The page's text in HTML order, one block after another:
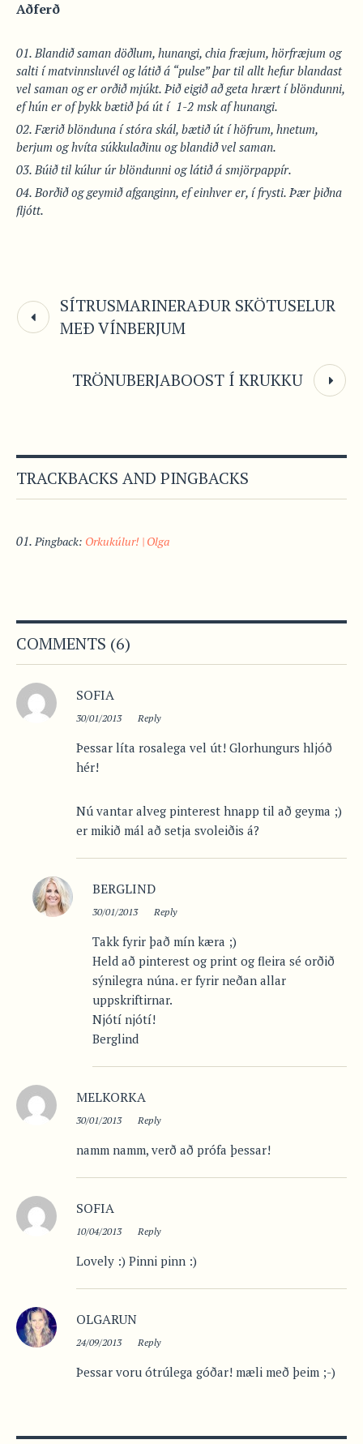
Aðferð
Blandið saman döðlum, hunangi, chia fræjum, hörfræjum og
salti í matvinnsluvél og látið á “pulse” þar til allt hefur blandast
vel saman og er orðið mjúkt. Þið eigið að geta hrært í blöndunni,
ef hún er of þykk bætið þá út í 1-2 msk af hunangi.
Færið blönduna í stóra skál, bætið út í höfrum, hnetum,
berjum og hvíta súkkulaðinu og blandið vel saman.
Búið til kúlur úr blöndunni og látið á smjörpappír.
Borðið og geymið afganginn, ef einhver er, í frysti. Þær þiðna
fljótt.
SÍTRUSMARINERAÐUR SKÖTUSELUR
MEÐ VÍNBERJUM
TRÖNUBERJABOOST Í KRUKKU
TRACKBACKS AND PINGBACKS
Pingback: Orkukúlur! | Olga
COMMENTS (6)
SOFIA
30/01/2013 Reply
Þessar líta rosalega vel út! Glorhungurs hljóð
hér!
Nú vantar alveg pinterest hnapp til að geyma ;)
er mikið mál að setja svoleiðis á?
BERGLIND
30/01/2013 Reply
Takk fyrir það mín kæra ;)
Held að pinterest og print og fleira sé orðið
sýnilegra núna. er fyrir neðan allar
uppskriftirnar.
Njótí njótí!
Berglind
MELKORKA
30/01/2013 Reply
namm namm, verð að prófa þessar!
SOFIA
10/04/2013 Reply
Lovely :) Pinni pinn :)
OLGARUN
24/09/2013 Reply
Þessar voru ótrúlega góðar! mæli með þeim ;-)